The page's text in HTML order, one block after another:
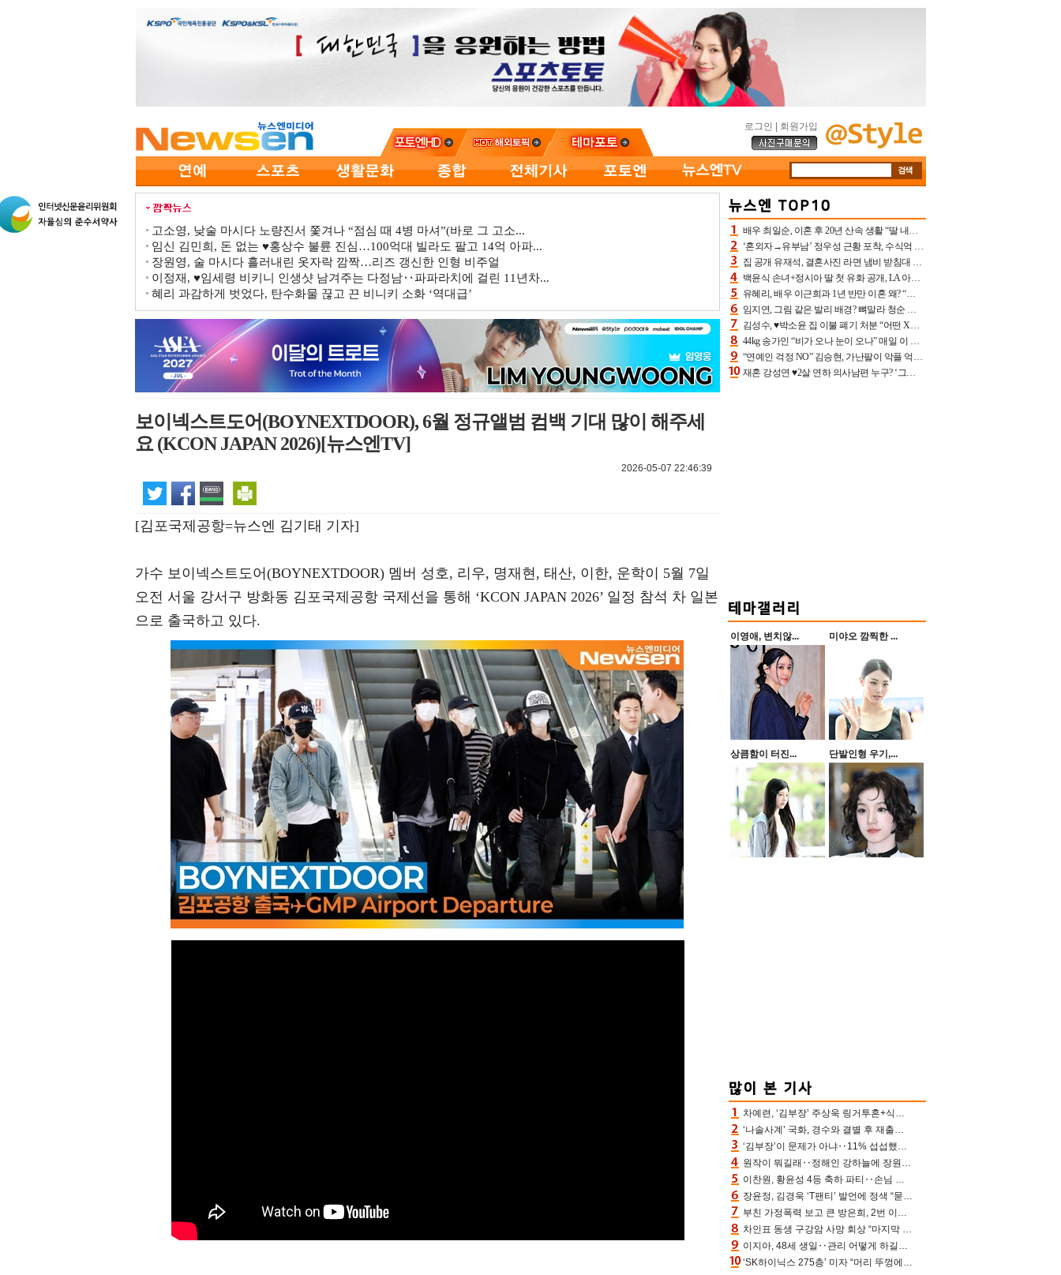
로그인 회원가입
고소영, 낮술 마시다 노량진서 쫓겨나 “점심 때 4병 마셔”(바로 그 고소...
임신 김민희, 돈 없는 ♥홍상수 불륜 진심…100억대 빌라도 팔고 14억 아파...
장원영, 술 마시다 흘러내린 옷자락 깜짝…리즈 갱신한 인형 비주얼
이정재, ♥임세령 비키니 인생샷 남겨주는 다정남‥파파라치에 걸린 11년차...
혜리 과감하게 벗었다, 탄수화물 끊고 끈 비니키 소화 ‘역대급’
보이넥스트도어(BOYNEXTDOOR), 6월 정규앨범 컴백 기대 많이 해주세
요 (KCON JAPAN 2026)[뉴스엔TV]
2026-05-07 22:46:39
[김포국제공항=뉴스엔 김기태 기자]
가수 보이넥스트도어(BOYNEXTDOOR) 멤버 성호, 리우, 명재현, 태산, 이한, 운학이 5월 7일
오전 서울 강서구 방화동 김포국제공항 국제선을 통해 ‘KCON JAPAN 2026’ 일정 참석 차 일본
으로 출국하고 있다.
배우 최일순, 이혼 후 20년 산속 생활 “딸 내가 버렸다고 원망‥맘 아파”(특종)[어제TV]
‘혼외자→유부남’ 정우성 근황 포착, 수식억 해킹 피해 후배 만났다 “존경하는”
집 공개 유재석, 결혼사진 라면 냄비 받침대 되고 분노‥가족사진도 피해(놀뭐)[어제TV]
백윤식 손녀+정시아 딸 첫 유화 공개, LA 아트쇼→서울국제조각페스타 작가다운 수준급 실력
유혜리, 배우 이근희과 1년 반만 이혼 왜? “식칼 꽂고 의자 던져” 충격 폭로(특종)[어제TV]
임지연, 그림 같은 발리 배경? 뼈말라 청순 비키니 핏에 상대 안 되네
김성수, ♥박소윤 집 이불 폐기 처분 “어떤 X이랑 썼을지 몰라” 질투(신랑수업2)[어제TV]
44kg 송가인 “비가 오나 눈이 오나” 매일 이 운동, 허벅지 근육량 상승+체지방 감소
“연예인 걱정 NO” 김승현, 가난팔이 악플 억울할만‥아내+딸과 日 여행
재혼 강성연 ♥2살 연하 의사남편 누구? ‘그알’ 자문의에 훈남 비주얼 초엘리트 스펙 [종합]
이영애, 변치않... 미야오 깜찍한 ...
상큼함이 터진... 단발인형 우기,...
차예련, ‘김부장’ 주상욱 링거투혼+식스팩 비화 “옷 벗는데 아저씨는 안 된다고”(차장금)
‘나솔사계’ 국화, 경수와 결별 후 재출연…첫인상 3표 몰표
‘김부장’이 문제가 아냐‥11% 섭섭했던 ‘재벌X형사2’ 돈·빽 총동원해 컴백 [TV보고서]
원작이 뭐길래‥정해인 강하늘에 장원영까지 참여한 이 영화
이찬원, 황윤성 4등 축하 파티‥손님 모으려 블랙핑크 지수와 친한 척(편스토랑)[어제TV]
장윤정, 김경욱 ‘T팬티’ 발언에 정색 “묻지 않았는데, 그것도 성희롱”(장공장)
부친 가정폭력 보고 큰 방은희, 2번 이혼 후 잠수→母 고독사에 자책(특종세상)[어제TV]
차인표 동생 구강암 사망 회상 “마지막 순간 동생 손 잡아준 신애라, 두고두고 고마워” (신애라이프)
이지아, 48세 생일‥관리 어떻게 하길래 놀라운 동안 미모
‘SK하이닉스 275층’ 미자 “머리 뚜껑에서 사, 주식만 안 해도 돈 버는 것”